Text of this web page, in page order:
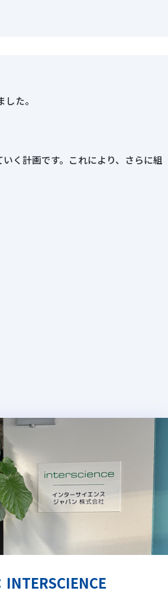
た。
く計画です。これにより、さらに組